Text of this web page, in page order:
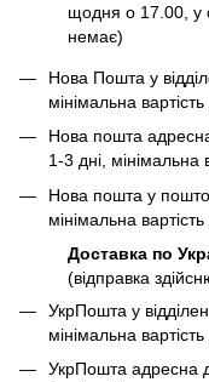
щодня о 17.00, у
немає)
Нова Пошта у
мінімальна
Нова пошта
1-3 дні, мінімальна
Нова пошта у
мінімальна
Доставка по
(відправка
УкрПошта у
мінімальна
УкрПошта адресна